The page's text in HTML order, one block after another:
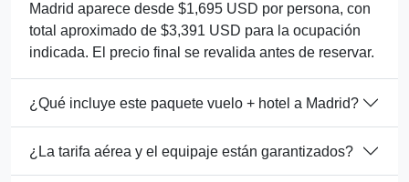
Madrid aparece desde $1,695 USD por persona, con
total aproximado de $3,391 USD para la ocupación
indicada. El precio final se revalida antes de reservar.
¿Qué incluye este paquete vuelo + hotel a Madrid?
¿La tarifa aérea y el equipaje están garantizados?